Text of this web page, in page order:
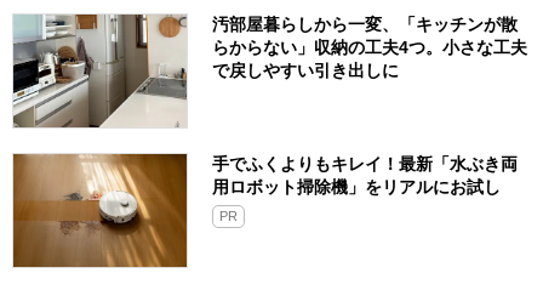
汚部屋暮らしから一変、「キッチンが散
らからない」収納の工夫4つ。小さな工夫
で戻しやすい引き出しに
手でふくよりもキレイ！最新「水ぶき両
用ロボット掃除機」をリアルにお試し
PR